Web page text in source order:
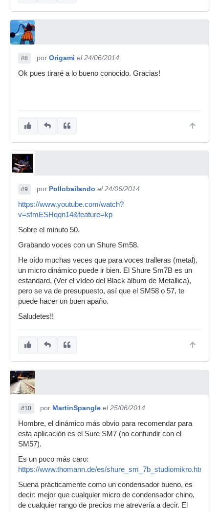
#8 por Origami el 24/06/2014
Ok pues tiraré a lo bueno conocido. Gracias!
#9 por Pollobailando el 24/06/2014
https://www.youtube.com/watch?
v=sfmESHqqn14&feature=kp
Sobre el minuto 50.
Grabando voces con un Shure Sm58.
He oído muchas veces que para voces tralleras (metal),
un micro dinámico puede ir bien. El Shure Sm7B es un
estandard, (Ver el vídeo del Black álbum de Metallica),
pero se va de presupuesto, así que el SM58 o 57, te
puede hacer un buen apaño.
Saludetes!!
#10 por MartinSpangle el 25/06/2014
Hombre, el dinámico más obvio para recomendar para
esta aplicación es el Sure SM7 (no confundir con el
SM57).
Es un poco más caro:
https://www.thomann.de/es/shure_sm_7b_studiomikro.htm
Suena prácticamente como un condensador bueno, es
decir: mejor que cualquier micro de condensador chino,
de cualquier rango de precios me atrevería a decir. El